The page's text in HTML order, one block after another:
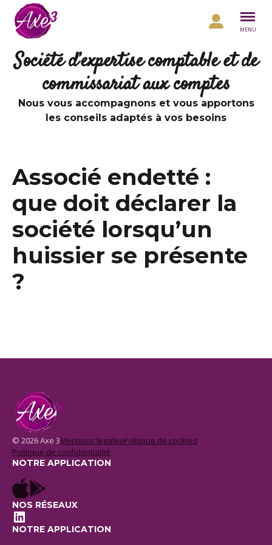
Aller au contenu
MENU
Société d’expertise comptable et de
commissariat aux comptes
Nous vous accompagnons et vous apportons
les conseils adaptés à vos besoins
Associé endetté :
que doit déclarer la
société lorsqu’un
huissier se présente
?
© 2026 Axe 3Mentions legalesPolitique de cookies
Politique de confidentialité
NOTRE APPLICATION
NOS RÉSEAUX
LinkedIn
NOTRE APPLICATION